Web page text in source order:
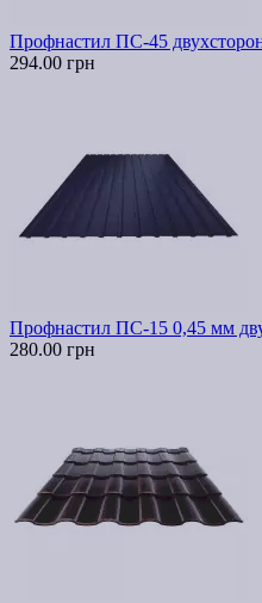
Профнастил ПС-45
294.00 грн
Профнастил ПС-15 0,45 мм
280.00 грн